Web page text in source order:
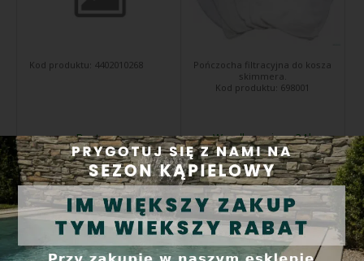
Kod produktu: 4402010268
55,00 PLN
Kup
Dostępne
Pończocha filtracyjna do kosza
skimmera.
Kod produktu: 698001
28,00 PLN
Kup
Wysyłka w ciągu 24 h
Gąbka do odpieniacza Kikido
Przedłużka z tworzywa ABS,
do skimmera 17,5l